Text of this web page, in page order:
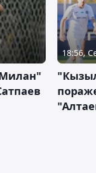
18:56,